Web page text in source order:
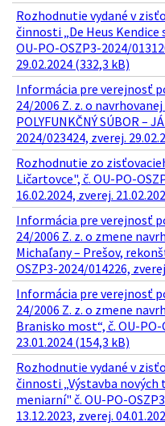
Rozhodnutie vydané v
činnosti „De Heus Kendice
OU-PO-OSZP3-2024/
29.02.2024 (332,3 kB)
Informácia pre verejnosť
24/2006 Z. z. o
POLYFUNKČNÝ SÚBOR –
2024/023424, zverej.
Rozhodnutie zo
Ličartovce", č. OU-PO-
16.02.2024, zverej.
Informácia pre verejnosť
24/2006 Z. z. o zmene
Michaľany – Prešov,
OSZP3-2024/014226,
Informácia pre verejnosť
24/2006 Z. z. o zmene
Branisko most“, č. OU-
23.01.2024 (154,3 kB)
Rozhodnutie vydané v
činnosti „Výstavba
meniarní" č. OU-PO-
13.12.2023, zverej.